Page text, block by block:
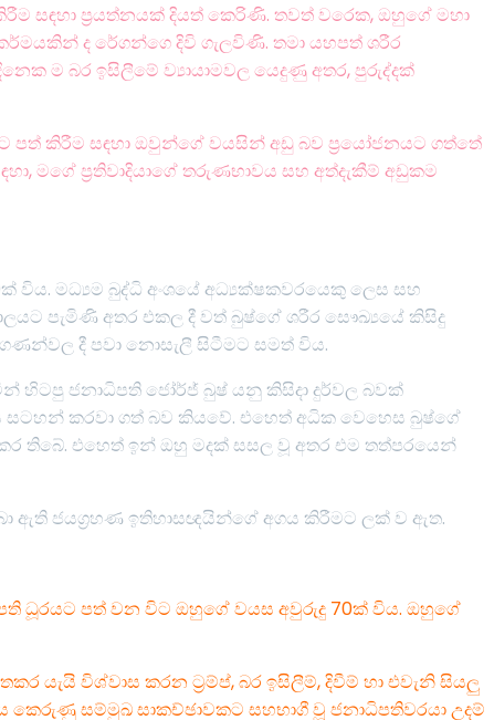
සඳහා ප්‍රයත්නයක් දියත් කෙරිණි. තවත් වරෙක, ඔහුගේ මහා
ද රේගන්ගෙ දිවි ගැලවිණි. තමා යහපත් ශරීර
ම බර ඉසිලීමේ ව්‍යායාමවල යෙදුණු අතර, පුරුද්දක්
කිරීම සඳහා ඔවුන්ගේ වයසින් අඩු බව ප්‍රයෝජනයට ගත්තේ
මගේ ප්‍රතිවාදියාගේ තරුණභාවය සහ අත්දැකීම් අඩුකම
විය. මධ්‍යම බුද්ධි අංශයේ අධ්‍යක්ෂකවරයෙකු ලෙස සහ
පැමිණි අතර එකල දී වත් බුෂ්ගේ ශරීර සෞඛ්‍යයේ කිසිදු
දී පවා නොසැලී සිටීමට සමත් විය.
හිටපු ජනාධිපති ජෝර්ජ් බුෂ් යනු කිසිදා දුර්වල බවක්
කරවා ගත් බව කියවේ. එහෙත් අධික වෙහෙස බුෂ්ගේ
තිබේ. එහෙත් ඉන් ඔහු මදක් සසල වූ අතර එම තත්පරයෙන්
ඇති ජයග්‍රහණ ඉතිහාසඥයින්ගේ අගය කිරීමට ලක් ව ඇත.
ධූරයට පත් වන විට ඔහුගේ වයස අවුරුදු 70ක් විය. ඔහුගේ
යැයි විශ්වාස කරන ට්‍රම්ප්, බර ඉසිලීම්, දිවීම් හා එවැනි සියලු
කෙරුණු සම්මුඛ සාකච්ඡාවකට සහභාගී වූ ජනාධිපතිවරයා උදම්